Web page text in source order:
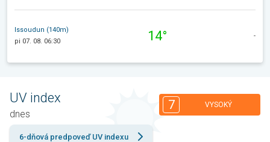
Issoudun (140m)
pi 07. 08. 06:30
14° -
UV index
dnes
7 VYSOKÝ
6-dňová predpoveď UV indexu